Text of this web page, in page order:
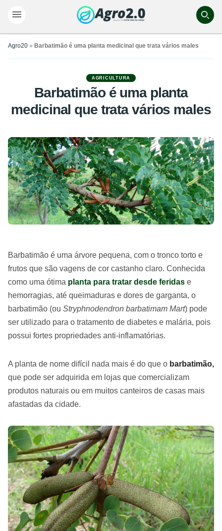
Agro20 » Barbatimão é uma planta medicinal que trata vários males
AGRICULTURA
Barbatimão é uma planta
medicinal que trata vários males
Barbatimão é uma árvore pequena, com o tronco torto e
frutos que são vagens de cor castanho claro. Conhecida
como uma ótima planta para tratar desde feridas e
hemorragias, até queimaduras e dores de garganta, o
barbatimão (ou Stryphnodendron barbatimam Mart) pode
ser utilizado para o tratamento de diabetes e malária, pois
possui fortes propriedades anti-inflamatórias.
A planta de nome difícil nada mais é do que o barbatimão,
que pode ser adquirida em lojas que comercializam
produtos naturais ou em muitos canteiros de casas mais
afastadas da cidade.